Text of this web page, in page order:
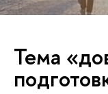
Тема